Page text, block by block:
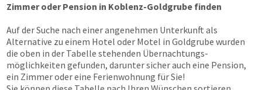
Zimmer oder Pension in Koblenz-Goldgrube finden
Auf der Suche nach einer angenehmen Unterkunft als
Alternative zu einem Hotel oder Motel in Goldgrube wurden
die oben in der Tabelle stehenden Übernachtungs­
möglichkeiten gefunden, darunter sicher auch eine Pension,
ein Zimmer oder eine Ferienwohnung für Sie!